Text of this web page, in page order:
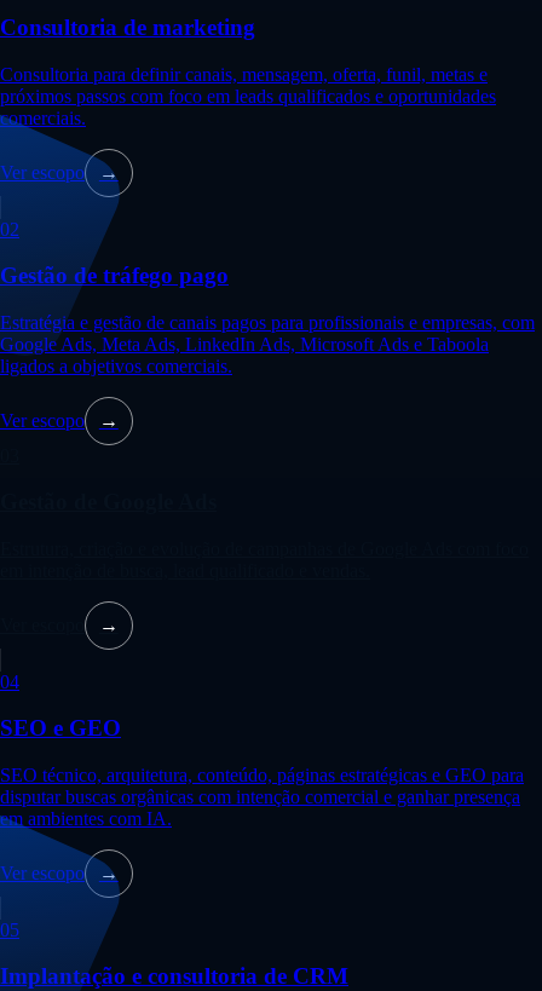
Consultoria de marketing
Consultoria para definir canais, mensagem, oferta, funil, metas e
próximos passos com foco em leads qualificados e oportunidades
comerciais.
Ver escopo →
02
Gestão de tráfego pago
Estratégia e gestão de canais pagos para profissionais e empresas, com
Google Ads, Meta Ads, LinkedIn Ads, Microsoft Ads e Taboola
ligados a objetivos comerciais.
Ver escopo
→
→
04
SEO e GEO
SEO técnico, arquitetura, conteúdo, páginas estratégicas e GEO para
disputar buscas orgânicas com intenção comercial e ganhar presença
em ambientes com IA.
Ver escopo →
05
Implantação e consultoria de CRM